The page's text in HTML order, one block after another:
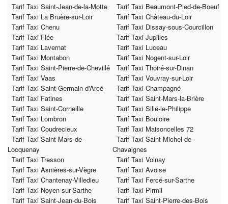
Tarif Taxi Saint-Jean-de-la-Motte
Tarif Taxi Beaumont-Pied-de-Boeuf
Tarif Taxi La Bruère-sur-Loir
Tarif Taxi Château-du-Loir
Tarif Taxi Chenu
Tarif Taxi Dissay-sous-Courcillon
Tarif Taxi Flée
Tarif Taxi Jupilles
Tarif Taxi Lavernat
Tarif Taxi Luceau
Tarif Taxi Montabon
Tarif Taxi Nogent-sur-Loir
Tarif Taxi Saint-Pierre-de-Chevillé
Tarif Taxi Thoiré-sur-Dinan
Tarif Taxi Vaas
Tarif Taxi Vouvray-sur-Loir
Tarif Taxi Saint-Germain-d'Arcé
Tarif Taxi Champagné
Tarif Taxi Fatines
Tarif Taxi Saint-Mars-la-Brière
Tarif Taxi Saint-Corneille
Tarif Taxi Sillé-le-Philippe
Tarif Taxi Lombron
Tarif Taxi Bouloire
Tarif Taxi Coudrecieux
Tarif Taxi Maisoncelles 72
Tarif Taxi Saint-Mars-de-
Locquenay
Tarif Taxi Saint-Michel-de-
Chavaignes
Tarif Taxi Tresson
Tarif Taxi Volnay
Tarif Taxi Asnières-sur-Vègre
Tarif Taxi Avoise
Tarif Taxi Chantenay-Villedieu
Tarif Taxi Fercé-sur-Sarthe
Tarif Taxi Noyen-sur-Sarthe
Tarif Taxi Pirmil
Tarif Taxi Saint-Jean-du-Bois
Tarif Taxi Saint-Pierre-des-Bois